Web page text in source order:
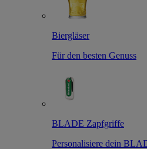
Biergläser
Für den besten Genuss
BLADE Zapfgriffe
Personalisiere dein